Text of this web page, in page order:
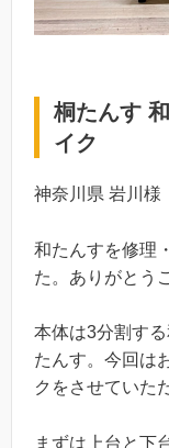
桐たんす
イク
神奈川県 岩川様
和たんすを修理
た。ありがとう
本体は3分割す
たんす。今回は
クをさせていた
まずは上台と下